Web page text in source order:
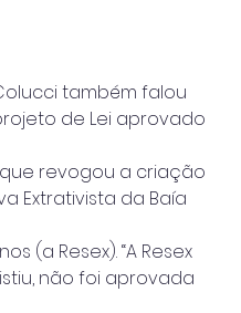
também falou
de Lei aprovado
revogou a criação
Extrativista da Baía
(a Resex). “A Resex
não foi aprovada